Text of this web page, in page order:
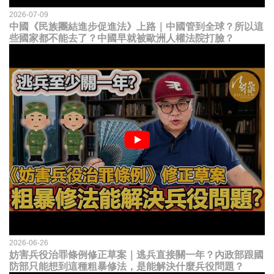
2026-07-09
中國《民族團結進步促進法》上路｜中國管到全球？所以這
些國家都不能去了？中國早就被歐洲人權法院打臉？
2026-06-26
妨害兵役治罪條例修正草案｜逃兵直接關一年？內政部跟國
防部只能想到這種粗暴修法，是能解決什麼兵役問題？